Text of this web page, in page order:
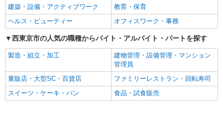
建築・設備・アクティブワーク
教育・保育
ヘルス・ビューティー
オフィスワーク・事務
西東京市の人気の職種からバイト・アルバイト・パートを探す
製造・組立・加工
建物管理・設備管理・マンション
管理員
量販店・大型SC・百貨店
ファミリーレストラン・回転寿司
スイーツ・ケーキ・パン
食品・試食販売